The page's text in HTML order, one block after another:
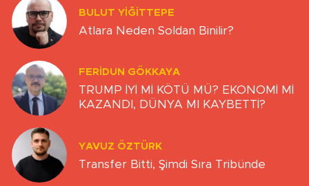
BULUT YİĞİTTEPE
Atlara Neden Soldan Binilir?
FERIDUN GÖKKAYA
TRUMP İYİ Mİ KÖTÜ MÜ? EKONOMİ Mİ
KAZANDI, DÜNYA MI KAYBETTİ?
YAVUZ ÖZTÜRK
Transfer Bitti, Şimdi Sıra Tribünde